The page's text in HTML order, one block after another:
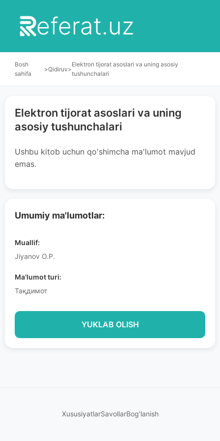
eferat.uz
Bosh
sahifa
>Qidiruv>
Elektron tijorat asoslari va uning asosiy
tushunchalari
Umumiy ma'lumotlar:
Muallif:
Jiyanov O.P.
Ma'lumot turi:
Тақдимот
YUKLAB OLISH
Elektron tijorat asoslari va uning
asosiy tushunchalari
Ushbu kitob uchun qo'shimcha ma'lumot mavjud
emas.
XususiyatlarSavollarBog'lanish